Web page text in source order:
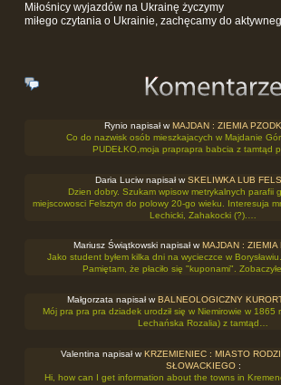
Miłośnicy wyjazdów na Ukrainę życzymy
miłego czytania o Ukrainie, zachęcamy do
Rynio napisał w MAJDAN : ZIEMIA
Co do nazwisk osób mieszkajacych w Majdanie
PUDEŁKO,moja praprapra babcia z tamtąd
Daria Luciw napisał w SKELIWKA LUB
Dzien dobry. Szukam wpisow metrykalnych parafii
miejscowosci Felsztyn do polowy 20-go wieku. Interesuja
Lechicki, Zahakocki (?).…
Mariusz Świątkowski napisał w MAJDAN : ZIEMIA
Jako student byłem kilka dni na wycieczce w
Pamiętam, że płaciło się "kuponami".
Małgorzata napisał w BALNEOLOGICZNY
Mój pra pra pra dziadek urodził się w Niemirowie w 1865
Lechańska Rozalia) z tamtąd…
Valentina napisał w KRZEMIENIEC : MIASTO
SŁOWACKIEGO:
Hi, how can I get information about the towns in